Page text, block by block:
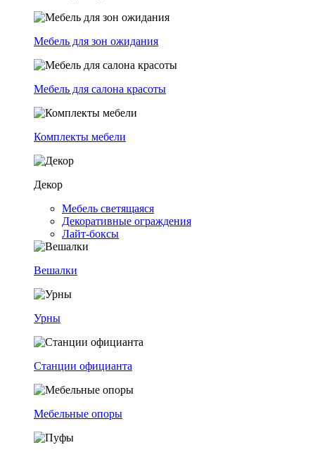
Мебель для зон ожидания
Мебель для салона красоты
Комплекты мебели
Декор
Мебель светящаяся
Декоративные ограждения
Лайт-боксы
Вешалки
Урны
Станции официанта
Мебельные опоры